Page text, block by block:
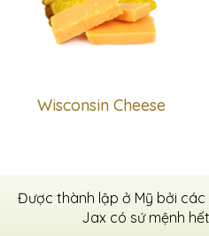
Wisconsin Cheese
Được thành lập ở Mỹ bởi các
Jax có sứ mệnh